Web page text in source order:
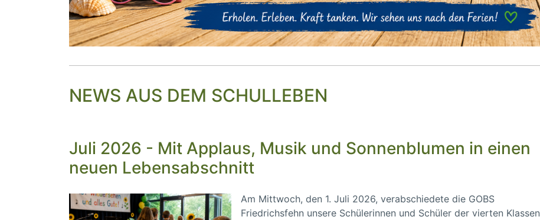
NEWS AUS DEM SCHULLEBEN
Juli 2026 - Mit Applaus, Musik und Sonnenblumen in einen
neuen Lebensabschnitt
Am Mittwoch, den 1. Juli 2026, verabschiedete die GOBS
Friedrichsfehn unsere Schülerinnen und Schüler der vierten Klassen